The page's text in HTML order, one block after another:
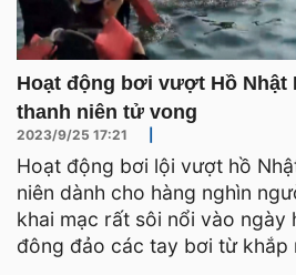
Hoạt động bơi vượt Hồ Nhật
thanh niên tử vong
2023/9/25 17:21
Hoạt động bơi lội vượt hồ
niên dành cho hàng nghìn
khai mạc rất sôi nổi vào ngày
đông đảo các tay bơi từ khắp